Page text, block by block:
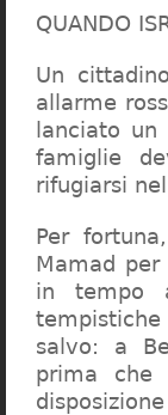
QUANDO
Un
allarme
lanciato
famiglie
rifugiarsi
Per
Mamad
in tempo
salvo: a
prima che